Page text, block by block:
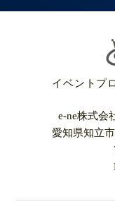
イベントプ
e-ne株式会
愛知県知立